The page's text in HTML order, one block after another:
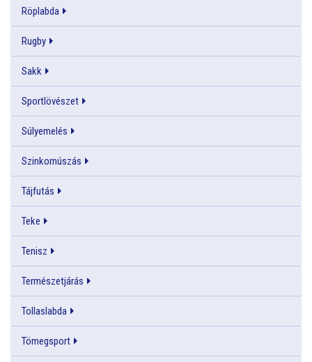
Röplabda
Rugby
Sakk
Sportlövészet
Súlyemelés
Szinkornúszás
Tájfutás
Teke
Tenisz
Természetjárás
Tollaslabda
Tömegsport